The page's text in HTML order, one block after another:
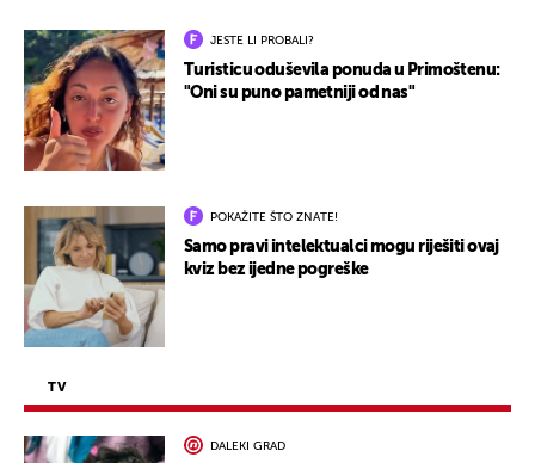
JESTE LI PROBALI?
Turisticu oduševila ponuda u Primoštenu:
"Oni su puno pametniji od nas"
POKAŽITE ŠTO ZNATE!
Samo pravi intelektualci mogu riješiti ovaj
kviz bez ijedne pogreške
TV
DALEKI GRAD